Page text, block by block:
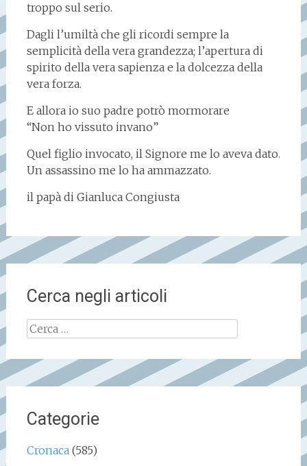
troppo sul serio.
Dagli l’umiltà che gli ricordi sempre la
semplicità della vera grandezza; l’apertura di
spirito della vera sapienza e la dolcezza della
vera forza.
E allora io suo padre potrò mormorare
“Non ho vissuto invano”
Quel figlio invocato, il Signore me lo aveva dato.
Un assassino me lo ha ammazzato.
il papà di Gianluca Congiusta
Cerca negli articoli
Ricerca
Categorie
Cronaca(585)